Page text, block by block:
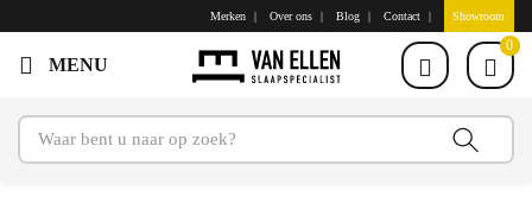
Merken Over ons Blog Contact Showroom
0